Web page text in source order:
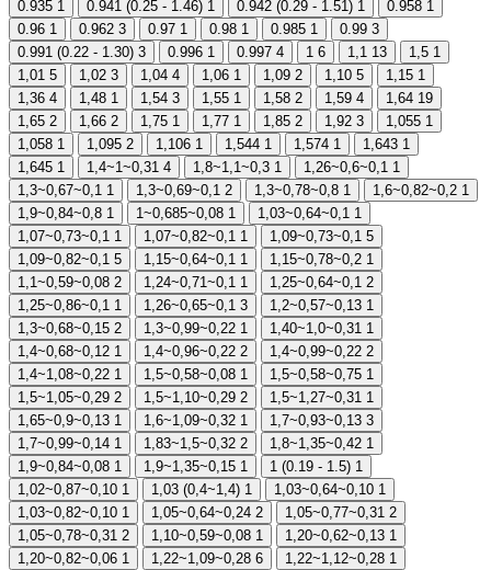
0.935 1 0.941 (0.25 - 1.46) 1 0.942 (0.29 - 1.51) 1 0.958 1
0.96 1 0.962 3 0.97 1 0.98 1 0.985 1 0.99 3
0.991 (0.22 - 1.30) 3 0.996 1 0.997 4 1 6 1,1 13 1,5 1
1,01 5 1,02 3 1,04 4 1,06 1 1,09 2 1,10 5 1,15 1
1,36 4 1,48 1 1,54 3 1,55 1 1,58 2 1,59 4 1,64 19
1,65 2 1,66 2 1,75 1 1,77 1 1,85 2 1,92 3 1,055 1
1,058 1 1,095 2 1,106 1 1,544 1 1,574 1 1,643 1
1,645 1 1,4~1~0,31 4 1,8~1,1~0,3 1 1,26~0,6~0,1 1
1,3~0,67~0,1 1 1,3~0,69~0,1 2 1,3~0,78~0,8 1 1,6~0,82~0,2 1
1,9~0,84~0,8 1 1~0,685~0,08 1 1,03~0,64~0,1 1
1,07~0,73~0,1 1 1,07~0,82~0,1 1 1,09~0,73~0,1 5
1,09~0,82~0,1 5 1,15~0,64~0,1 1 1,15~0,78~0,2 1
1,1~0,59~0,08 2 1,24~0,71~0,1 1 1,25~0,64~0,1 2
1,25~0,86~0,1 1 1,26~0,65~0,1 3 1,2~0,57~0,13 1
1,3~0,68~0,15 2 1,3~0,99~0,22 1 1,40~1,0~0,31 1
1,4~0,68~0,12 1 1,4~0,96~0,22 2 1,4~0,99~0,22 2
1,4~1,08~0,22 1 1,5~0,58~0,08 1 1,5~0,58~0,75 1
1,5~1,05~0,29 2 1,5~1,10~0,29 2 1,5~1,27~0,31 1
1,65~0,9~0,13 1 1,6~1,09~0,32 1 1,7~0,93~0,13 3
1,7~0,99~0,14 1 1,83~1,5~0,32 2 1,8~1,35~0,42 1
1,9~0,84~0,08 1 1,9~1,35~0,15 1 1 (0.19 - 1.5) 1
1,02~0,87~0,10 1 1,03 (0,4~1,4) 1 1,03~0,64~0,10 1
1,03~0,82~0,10 1 1,05~0,64~0,24 2 1,05~0,77~0,31 2
1,05~0,78~0,31 2 1,10~0,59~0,08 1 1,20~0,62~0,13 1
1,20~0,82~0,06 1 1,22~1,09~0,28 6 1,22~1,12~0,28 1